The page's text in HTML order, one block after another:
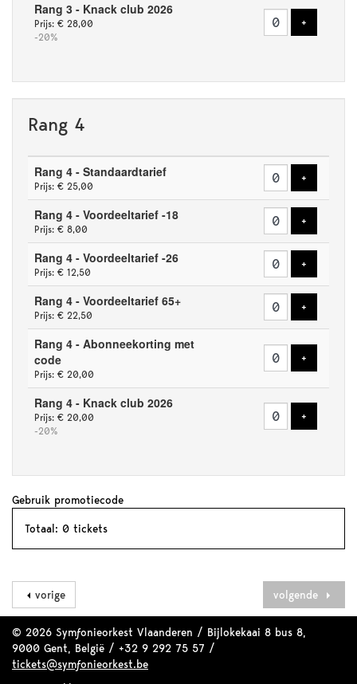
Rang 3 - Knack club 2026
Prijs: € 28,00
-20%
+
Rang 4
Aantal
Rang 4 - Standaardtarief
Prijs: € 25,00
+
Rang 4 - Voordeeltarief -18
Prijs: € 8,00
+
Rang 4 - Voordeeltarief -26
Prijs: € 12,50
+
Rang 4 - Voordeeltarief 65+
Prijs: € 22,50
+
Rang 4 - Abonneekorting met
code
Prijs: € 20,00
+
Rang 4 - Knack club 2026
Prijs: € 20,00
-20%
+
Gebruik promotiecode
Totaal: 0 tickets
vorige volgende
© 2026 Symfonieorkest Vlaanderen / Bijlokekaai 8 bus 8,
9000 Gent, België / +32 9 292 75 57 /
tickets@symfonieorkest.be